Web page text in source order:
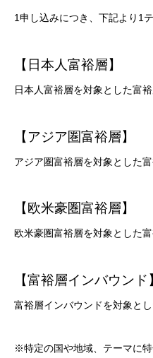
1申し込みにつき、下記より1
【日本人富裕層】
日本人富裕層を対象とした富
【アジア圏富裕層】
アジア圏富裕層を対象とした
【欧米豪圏富裕層】
欧米豪圏富裕層を対象とした
【富裕層インバウンド
富裕層インバウンドを対象と
※特定の国や地域、テーマに